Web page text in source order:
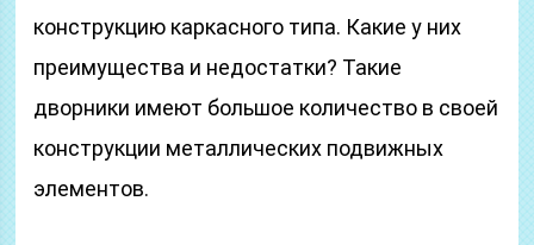
конструкцию каркасного типа. Какие у них
преимущества и недостатки? Такие
дворники имеют большое количество в своей
конструкции металлических подвижных
элементов.